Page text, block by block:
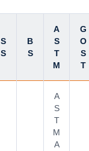
S
S
B
S
A
S
T
M
G
O
S
T
A
S
T
M
A